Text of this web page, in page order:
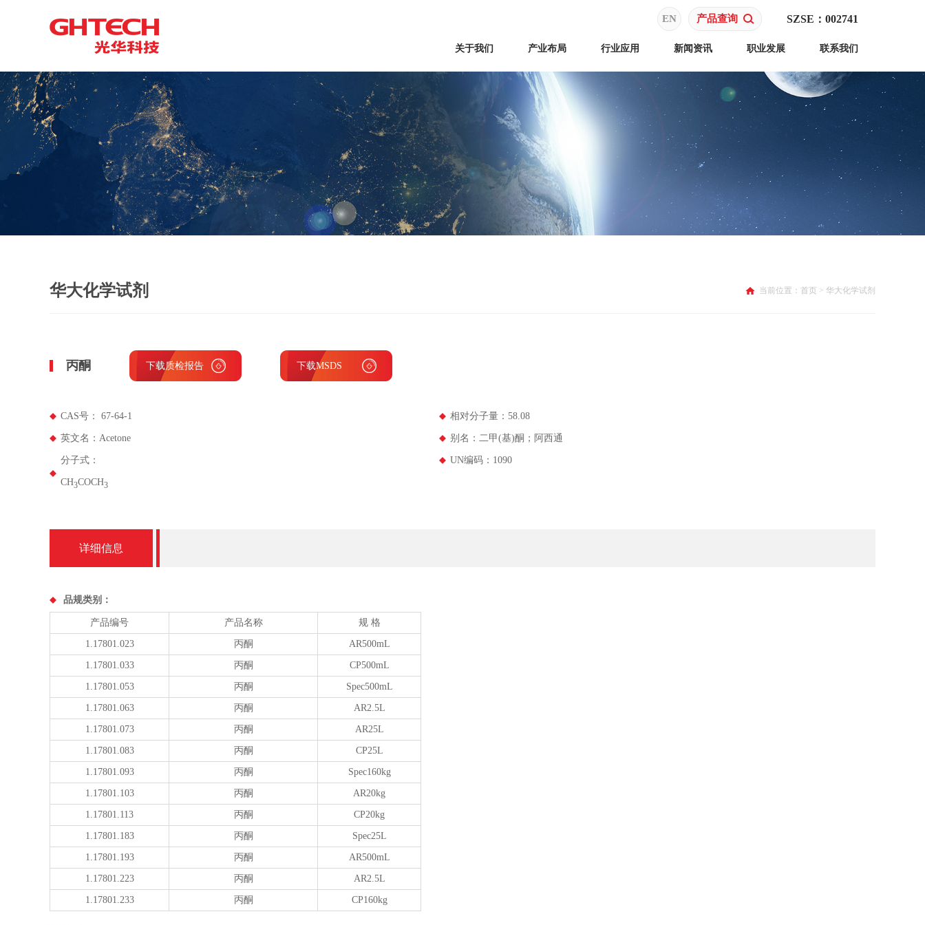
关于我们 产业布局 行业应用 新闻资讯 职业发展 联系我们
SZSE：002741
EN 产品查询
华大化学试剂 当前位置： 首页 > 华大化学试剂
丙酮 下载质检报告 下载MSDS
CAS号： 67-64-1 相对分子量：58.08
英文名：Acetone 别名：二甲(基)酮；阿西通
分子式：
CH3COCH3
UN编码：1090
详细信息
品规类别：
产品编号 产品名称 规 格
1.17801.023 丙酮 AR500mL
1.17801.033 丙酮 CP500mL
1.17801.053 丙酮 Spec500mL
1.17801.063 丙酮 AR2.5L
1.17801.073 丙酮 AR25L
1.17801.083 丙酮 CP25L
1.17801.093 丙酮 Spec160kg
1.17801.103 丙酮 AR20kg
1.17801.113 丙酮 CP20kg
1.17801.183 丙酮 Spec25L
1.17801.193 丙酮 AR500mL
1.17801.223 丙酮 AR2.5L
1.17801.233 丙酮 CP160kg